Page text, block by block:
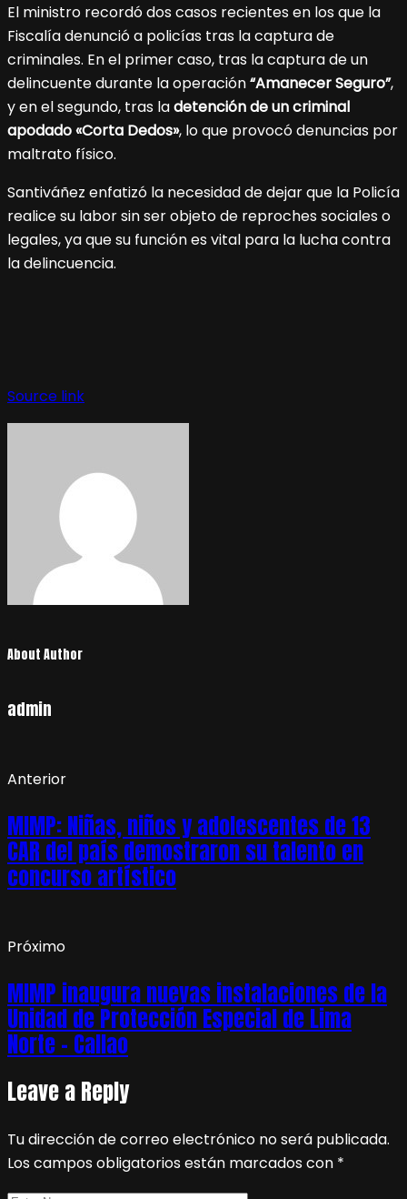
El ministro recordó dos casos recientes en los que la
Fiscalía denunció a policías tras la captura de
criminales. En el primer caso, tras la captura de un
delincuente durante la operación“Amanecer Seguro”,
y en el segundo, tras ladetención de un criminal
apodado«Corta Dedos», lo que provocó denuncias por
maltrato físico.
Santiváñez enfatizó la necesidad de dejar que la Policía
realice su labor sin ser objeto de reproches sociales o
legales, ya que su función es vital para la lucha contra
la delincuencia.
Source link
About Author
admin
Anterior
MIMP: Niñas, niños y adolescentes de 13
CAR del país demostraron su talento en
concurso artístico
Próximo
MIMP inaugura nuevas instalaciones de la
Unidad de Protección Especial de Lima
Norte – Callao
Leave a Reply
Tu dirección de correo electrónico no será publicada.
Los campos obligatorios están marcados con *